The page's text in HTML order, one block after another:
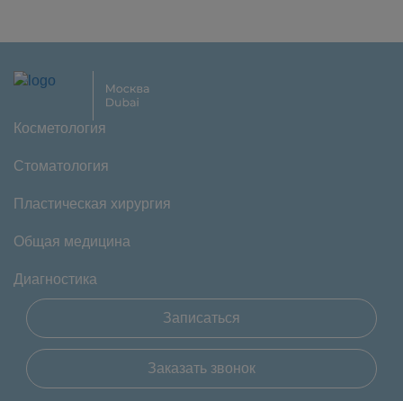
Косметология
Стоматология
Пластическая хирургия
Общая медицина
Диагностика
Записаться
Заказать звонок